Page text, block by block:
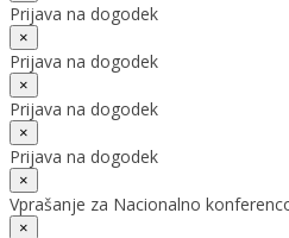
Prijava na dogodek
×
Prijava na dogodek
×
Prijava na dogodek
×
Prijava na dogodek
×
Vprašanje za Nacionalno
×